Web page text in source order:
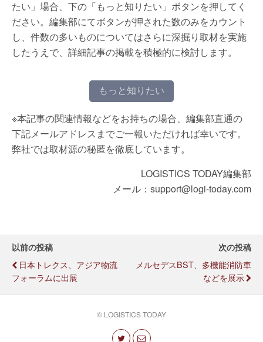
たい」場合、下の「もっと知りたい」ボタンを押してく
ださい。編集部にてボタンが押された数のみをカウント
し、件数の多いものについてはさらに深掘り取材を実施
したうえで、詳細記事の掲載を積極的に検討します。
もっと知りたい
※本記事の関連情報などをお持ちの場合、編集部直通の
下記メールアドレスまでご一報いただければ幸いです。
弊社では取材源の秘匿を徹底しています。
LOGISTICS TODAY編集部
メール：support@logi-today.com
以前の投稿
日本トレクス、アジア物流
フォーラムに出展
次の投稿
メルセデスBST、多機能消防車
などを展示
© LOGISTICS TODAY